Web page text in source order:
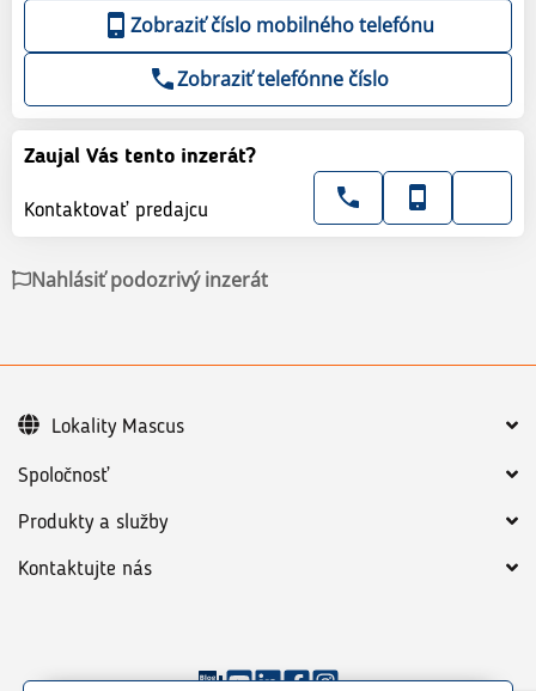
Zobraziť číslo mobilného telefónu
Zobraziť telefónne číslo
Zaujal Vás tento inzerát?
Kontaktovať predajcu
Nahlásiť podozrivý inzerát
Spoločnosť
Produkty a služby
Kontaktujte nás
Lokality Mascus